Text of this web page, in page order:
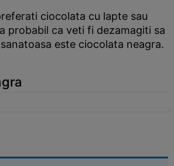
ciocolata cu lapte sau
probabil ca veti fi dezamagiti sa
este ciocolata neagra.